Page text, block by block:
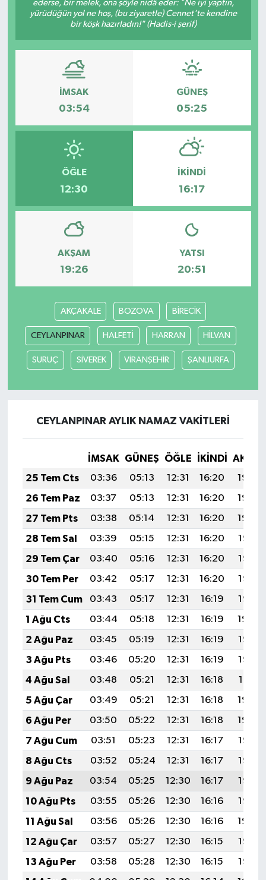
ederse, bir melek, ona şöyle nidâ eder: "Ne iyi yaptın,
yürüdüğün yol ne hoş, (bu ziyaretle) Cennet'te kendine
bir köşk hazırladın!" (Hadis-i şerif)
İMSAK
03:54
GÜNEŞ
05:25
ÖĞLE
12:30
İKINDI
16:17
AKŞAM
19:26
YATSI
20:51
AKÇAKALE BOZOVA BİRECİK
CEYLANPINAR HALFETİ HARRAN HİLVAN
SURUÇ SİVEREK VİRANŞEHİR ŞANLIURFA
CEYLANPINAR AYLIK NAMAZ VAKITLERI
İMSAK GÜNEŞ ÖĞLE İKINDI
25 Tem Cts
03:36 05:13 12:31 16:20
19:40
26 Tem Paz
03:37 05:13 12:31 16:20
19:39
27 Tem Pts
03:38 05:14 12:31 16:20
19:39
28 Tem Sal
03:39 05:15 12:31 16:20
19:38
29 Tem Çar
03:40 05:16 12:31 16:20
19:37
30 Tem Per
03:42 05:17 12:31 16:20
19:36
31 Tem Cum
03:43 05:17 12:31 16:19
19:35
1 Ağu Cts
03:44 05:18 12:31 16:19
19:34
2 Ağu Paz
03:45 05:19 12:31 16:19
19:33
3 Ağu Pts
03:46 05:20 12:31 16:19
19:32
4 Ağu Sal
03:48 05:21 12:31 16:18
19:31
5 Ağu Çar
03:49 05:21 12:31 16:18
19:30
6 Ağu Per
03:50 05:22 12:31 16:18
19:29
7 Ağu Cum
03:51 05:23 12:31 16:17
19:28
8 Ağu Cts
03:52 05:24 12:31 16:17
19:27
9 Ağu Paz
03:54 05:25 12:30 16:17
19:26
10 Ağu Pts
03:55 05:26 12:30 16:16
19:25
11 Ağu Sal
03:56 05:26 12:30 16:16
19:24
12 Ağu Çar
03:57 05:27 12:30 16:15
19:23
13 Ağu Per
03:58 05:28 12:30 16:15
19:22